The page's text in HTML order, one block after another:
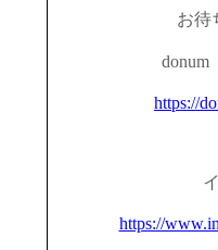
お待
donum
https://
https://